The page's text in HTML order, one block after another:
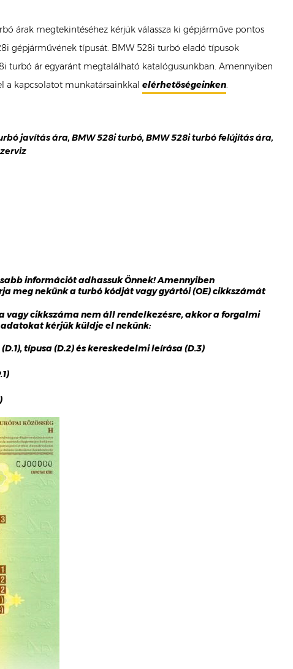
árak megtekintéséhez kérjük válassza ki gépjárműve pontos
gépjárművének típusát. BMW 528i turbó eladó típusok
turbó ár egyaránt megtalálható katalógusunkban. Amennyiben
a kapcsolatot munkatársainkkal elérhetőségeinken.
javítás ára, BMW 528i turbó, BMW 528i turbó felújítás ára,
információt adhassuk Önnek! Amennyiben
meg nekünk a turbó kódját vagy gyártói (OE) cikkszámát
vagy cikkszáma nem áll rendelkezésre, akkor a forgalmi
kérjük küldje el nekünk:
típusa (D.2) és kereskedelmi leírása (D.3)